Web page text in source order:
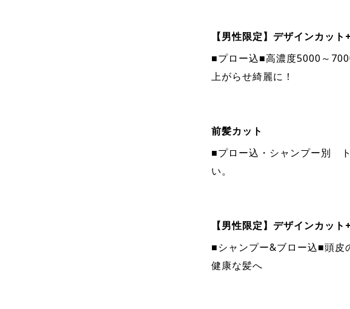
【男性限定】デザインカッ
■プロー込■高濃度5000～
上がらせ綺麗に！
前髪カット
■プロー込・シャンプー別
い。
【男性限定】デザインカッ
■シャンプー&ブロー込■頭皮
健康な髪へ